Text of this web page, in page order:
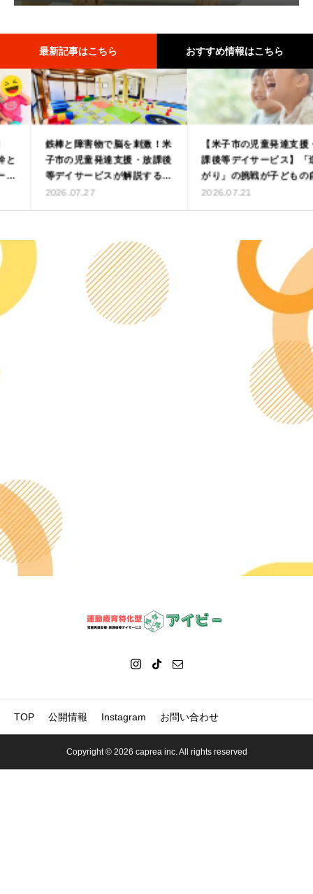
最新記事はこちら おすすめ情報はこちら
鉄棒と障害物で脳を刺激！米
子市の児童発達支援・放課後
等デイサービスが解説する
「協調運動」と「空間認識能
2026.07.27
【米子市の児童発達支援・放
課後等デイサービス】「逆上
がり」の挑戦が子どもの自己
肯定感を育む理由
2026.07.21
【第3弾】スタッフ紹介を公
開しました！
2025.10.01
【米子・放課後等デイサービ
ス】「落ち着きがない」「不
器用」は感覚が原因？発達の
土台を育む感覚統合とサーキ
2025.09.04
TOP 公開情報 Instagram お問い合わせ
Copyright © 2026 caprea inc. All rights reserved